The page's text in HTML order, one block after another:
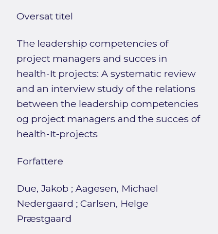
Oversat titel
The leadership competencies of
project managers and succes in
health-It projects: A systematic review
and an interview study of the relations
between the leadership competencies
og project managers and the succes of
health-It-projects
Forfattere
Due, Jakob ; Aagesen, Michael
Nedergaard ; Carlsen, Helge
Præstgaard